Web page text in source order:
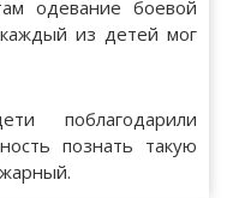
одевание боевой
из детей мог
поблагодарили
познать такую